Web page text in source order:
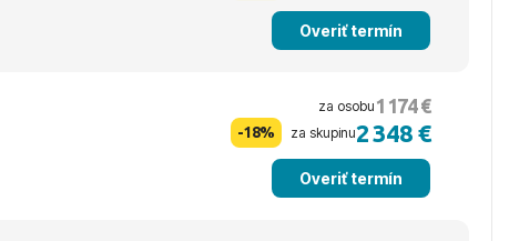
Overiť termín
za osobu 1 174 €
-18% za skupinu2 348 €
Overiť termín